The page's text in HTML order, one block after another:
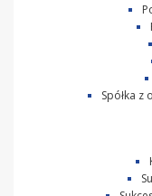
Spółka